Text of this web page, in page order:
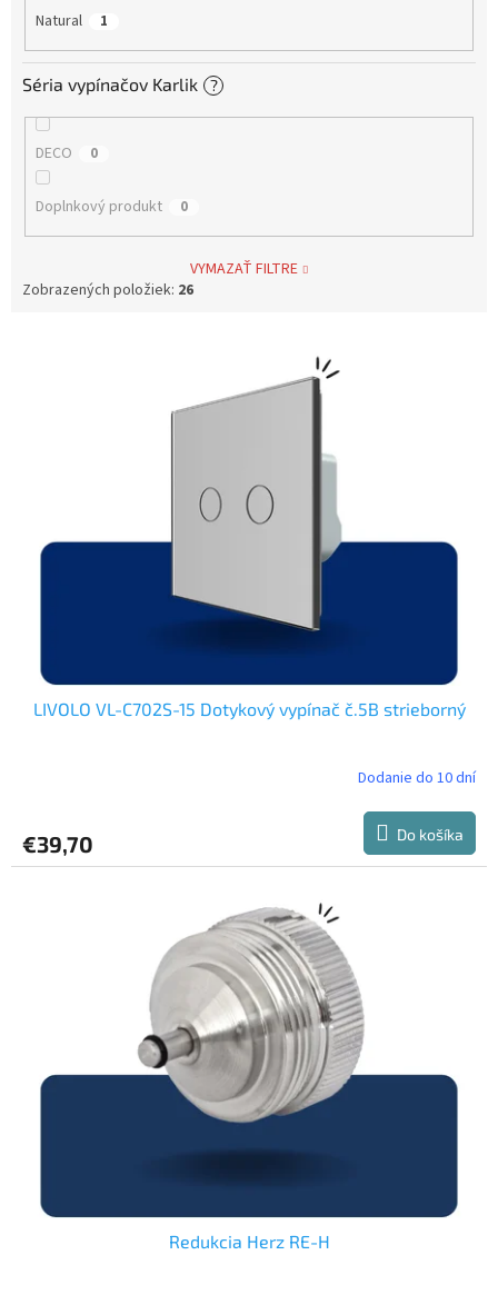
Natural 1
Séria vypínačov Karlik ?
DECO 0
Doplnkový produkt 0
VYMAZAŤ FILTRE
Zobrazených položiek: 26
LIVOLO VL-C702S-15 Dotykový vypínač č.5B strieborný
Dodanie do 10 dní
€39,70 Do košíka
Redukcia Herz RE-H